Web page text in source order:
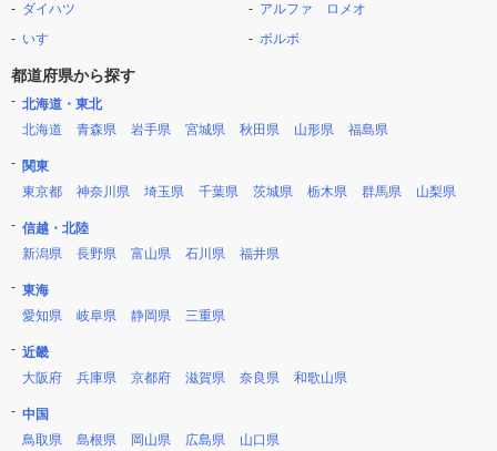
ダイハツ
いすゞ
アルファ ロメオ
ボルボ
都道府県から探す
北海道・東北
北海道
青森県 岩手県 宮城県 秋田県 山形県 福島県
関東
東京都
神奈川県 埼玉県 千葉県 茨城県 栃木県 群馬県 山梨県
信越・北陸
新潟県
長野県 富山県 石川県 福井県
東海
愛知県
岐阜県 静岡県 三重県
近畿
大阪府
兵庫県 京都府 滋賀県 奈良県 和歌山県
中国
鳥取県
島根県 岡山県 広島県 山口県